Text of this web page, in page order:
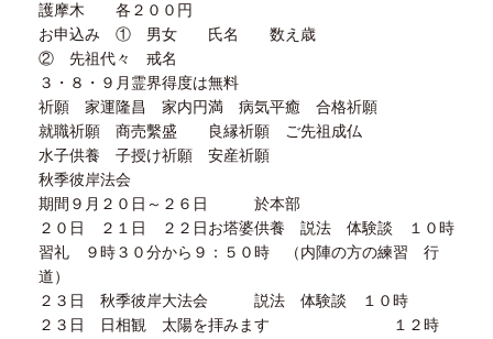
護摩木 各２００円
お申込み ① 男女 氏名 数え歳
② 先祖代々 戒名
３・８・９月霊界得度は無料
祈願 家運隆昌 家内円満 病気平癒 合格祈願
就職祈願 商売繫盛 良縁祈願 ご先祖成仏
水子供養 子授け祈願 安産祈願
秋季彼岸法会
期間９月２０日～２６日 於本部
２０日 ２１日 ２２日お塔婆供養 説法 体験談 １０時
習礼 ９時３０分から９：５０時 （内陣の方の練習 行
道）
２３日 秋季彼岸大法会 説法 体験談 １０時
２３日 日相観 太陽を拝みます １２時